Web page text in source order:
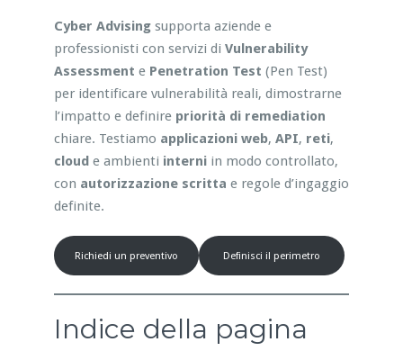
Cyber Advisingsupporta aziende e
professionisti con servizi di Vulnerability
Assessment e Penetration Test (Pen Test)
per identificare vulnerabilità reali, dimostrarne
l’impatto e definire priorità di remediation
chiare. Testiamo applicazioni web, API, reti,
cloude ambienti interniin modo controllato,
con autorizzazione scritta e regole d’ingaggio
definite.
Richiedi un preventivo Definisci il perimetro
Indice della pagina